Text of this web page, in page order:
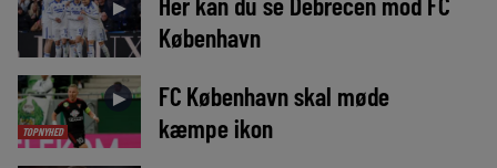
►
København
TOPNYHED
►
FC København skal møde
kæmpe ikon